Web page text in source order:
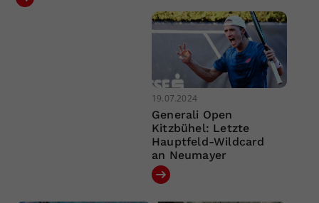
19.07.2024
Generali Open
Kitzbühel: Letzte
Hauptfeld-Wildcard
an Neumayer